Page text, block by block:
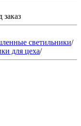
заказ
светильники/
для цеха/